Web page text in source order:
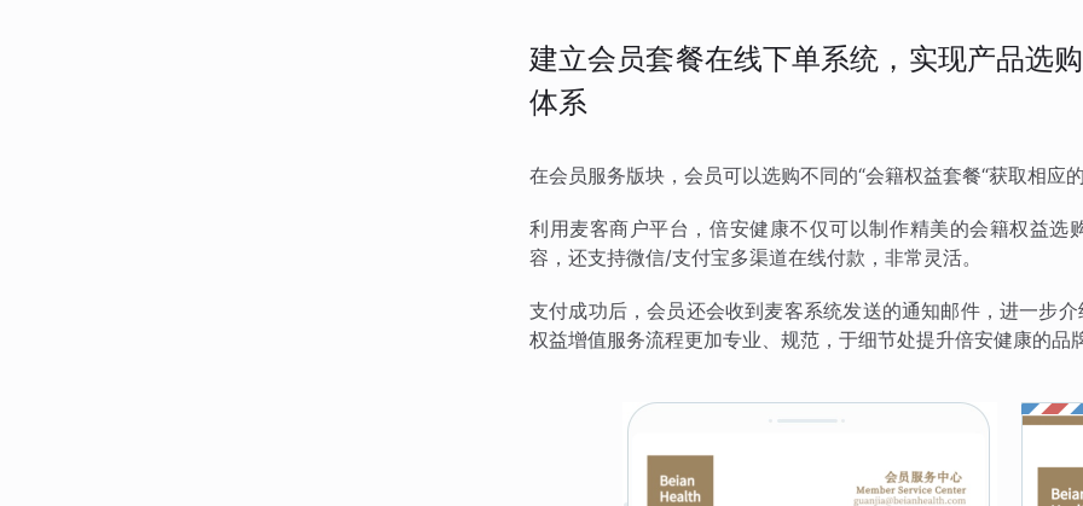
建立会员套餐在线下单系统，实现产品选
体系
在会员服务版块，会员可以选购不同的“会籍权益套餐“获取相应
利用麦客商户平台，倍安健康不仅可以制作精美的会籍权益
容，还支持微信/支付宝多渠道在线付款，非常灵活。
支付成功后，会员还会收到麦客系统发送的通知邮件，进一步
权益增值服务流程更加专业、规范，于细节处提升倍安健康的品